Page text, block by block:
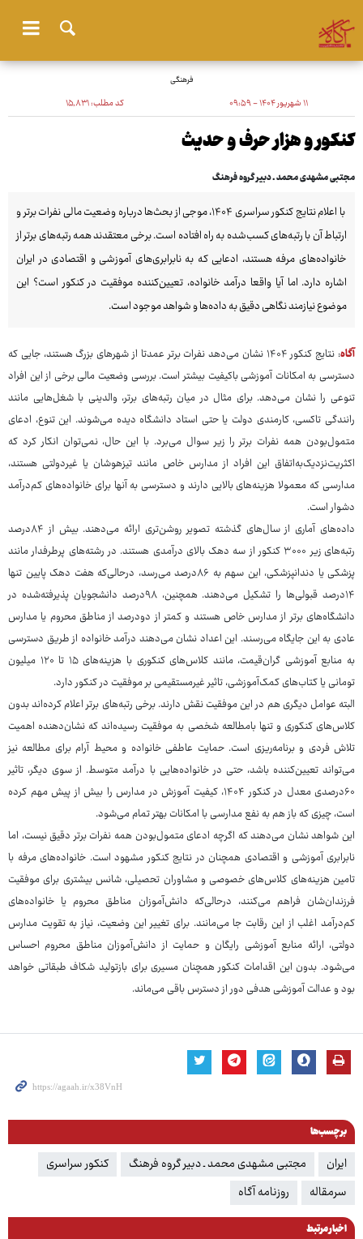
فرهنگی
۱۱ شهریور ۱۴۰۴ - ۰۹:۵۹ کد مطلب:۱۵٬۸۳۱
کنکور و هزار حرف و حدیث
مجتبی مشهدی محمد ـ دبیر گروه فرهنگ
با اعلام نتایج کنکور سراسری ۱۴۰۴، موجی از بحث‌ها درباره وضعیت مالی نفرات برتر و
ارتباط آن با رتبه‌های کسب‌شده به راه افتاده است. برخی معتقدند همه رتبه‌های برتر از
خانواده‌های مرفه هستند، ادعایی که به نابرابری‌های آموزشی و اقتصادی در ایران
اشاره دارد. اما آیا واقعا درآمد خانواده، تعیین‌کننده موفقیت در کنکور است؟ این
موضوع نیازمند نگاهی دقیق به داده‌ها و شواهد موجود است.
آگاه
: نتایج کنکور ۱۴۰۴ نشان می‌دهد نفرات برتر عمدتا از شهرهای بزرگ هستند، جایی که
دسترسی به امکانات آموزشی باکیفیت بیشتر است. بررسی وضعیت مالی برخی از این افراد
تنوعی را نشان می‌دهد. برای مثال در میان رتبه‌های برتر، والدینی با شغل‌هایی مانند
رانندگی تاکسی، کارمندی دولت یا حتی استاد دانشگاه دیده می‌شوند. این تنوع، ادعای
متمول‌بودن همه نفرات برتر را زیر سوال می‌برد. با این حال، نمی‌توان انکار کرد که
اکثریت‌نزدیک‌به‌اتفاق این افراد از مدارس خاص مانند تیزهوشان یا غیردولتی هستند،
مدارسی که معمولا هزینه‌های بالایی دارند و دسترسی به آنها برای خانواده‌های کم‌درآمد
دشوار است.
داده‌های آماری از سال‌های گذشته تصویر روشن‌تری ارائه می‌دهند. بیش از ۸۴‌درصد
رتبه‌های زیر ۳۰۰۰ کنکور از سه دهک بالای درآمدی هستند. در رشته‌های پرطرفدار مانند
پزشکی یا دندانپزشکی، این سهم به ۸۶‌درصد می‌رسد، درحالی‌که هفت دهک پایین تنها
۱۴درصد قبولی‌ها را تشکیل می‌دهند. همچنین، ۹۸‌درصد دانشجویان پذیرفته‌شده در
دانشگاه‌های برتر از مدارس خاص هستند و کمتر از دودرصد از مناطق محروم یا مدارس
عادی به این جایگاه می‌رسند. این اعداد نشان می‌دهند درآمد خانواده از طریق دسترسی
به منابع آموزشی گران‌قیمت، مانند کلاس‌های کنکوری با هزینه‌های ۱۵ تا ۱۲۰ میلیون
تومانی یا کتاب‌های کمک‌آموزشی، تاثیر غیرمستقیمی بر موفقیت در کنکور دارد.
البته عوامل دیگری هم در این موفقیت نقش دارند. برخی رتبه‌های برتر اعلام کرده‌اند بدون
کلاس‌های کنکوری و تنها بامطالعه شخصی به موفقیت رسیده‌اند که نشان‌دهنده اهمیت
تلاش فردی و برنامه‌ریزی است. حمایت عاطفی خانواده و محیط آرام برای مطالعه نیز
می‌تواند تعیین‌کننده باشد، حتی در خانواده‌هایی با درآمد متوسط. از سوی دیگر، تاثیر
۶۰‌درصدی معدل در کنکور ۱۴۰۴، کیفیت آموزش در مدارس را بیش از پیش مهم کرده
است، چیزی که باز هم به نفع مدارسی با امکانات بهتر تمام می‌شود.
این شواهد نشان می‌دهند که اگرچه ادعای متمول‌بودن همه نفرات برتر دقیق نیست، اما
نابرابری آموزشی و اقتصادی همچنان در نتایج کنکور مشهود است. خانواده‌های مرفه با
تامین هزینه‌های کلاس‌های خصوصی و مشاوران تحصیلی، شانس بیشتری برای موفقیت
فرزندان‌شان فراهم می‌کنند، درحالی‌که دانش‌آموزان مناطق محروم یا خانواده‌های
کم‌درآمد اغلب از این رقابت جا می‌مانند. برای تغییر این وضعیت، نیاز به تقویت مدارس
دولتی، ارائه منابع آموزشی رایگان و حمایت از دانش‌آموزان مناطق محروم احساس
می‌شود. بدون این اقدامات کنکور همچنان مسیری برای بازتولید شکاف طبقاتی خواهد
بود و عدالت آموزشی هدفی دور از دسترس باقی می‌ماند.
برچسب‌ها
ایران مجتبی مشهدی محمد ـ دبیر گروه فرهنگ
کنکور سراسری
سرمقاله
روزنامه آگاه
اخبار مرتبط